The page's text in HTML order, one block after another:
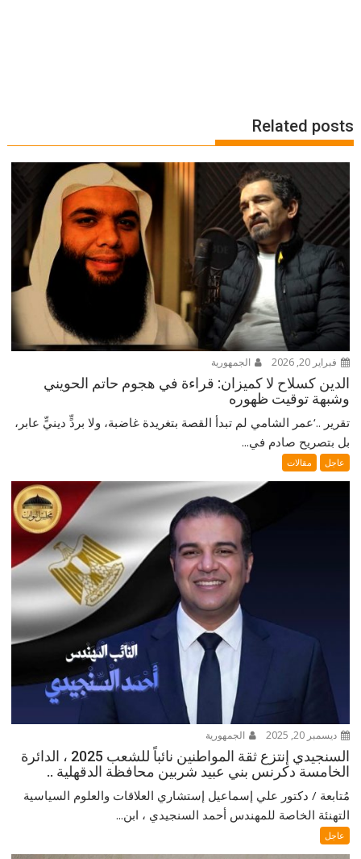
Related posts
فبراير 20, 2026 الجمهورية
الدين كسلاح لا كميزان: قراءة في هجوم حاتم الحويني
وشبهة توقيت ظهوره
تقرير ..‘عمر الشامي لم تبدأ القصة بتغريدة غاضبة، ولا بردٍّ دينيٍّ عابر،
بل بتصريح صادم في...
عاجل مقالات
ديسمبر 20, 2025 الجمهورية
السنجيدي إنتزع ثقة المواطنين نائباً للشعب 2025 ، الدائرة
الخامسة دكرنس بني عبيد شربين محافظة الدقهلية ..
مُتابعة / دكتور علي إسماعيل إستشاري العلاقات والعلوم السياسية
التهنئة الخاصة للمهندس أحمد السنجيدي ، ابن...
عاجل